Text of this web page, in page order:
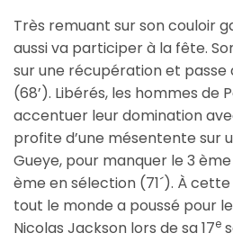
Très remuant sur son couloir
aussi va participer à la fête.
sur une récupération et passe
(68’). Libérés, les hommes de
accentuer leur domination
profite d’une mésentente sur
Gueye, pour manquer le 3
ème en sélection (71´). À
tout le monde a poussé pour
Nicolas Jackson lors de sa 17e